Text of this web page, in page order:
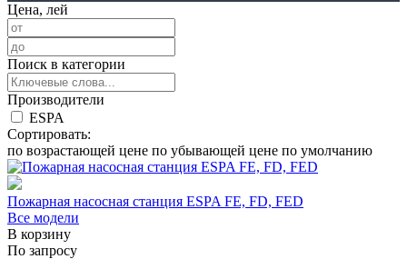
Цена, лей
Поиск в категории
Производители
ESPA
Сортировать:
по возрастающей цене по убывающей цене по умолчанию
Пожарная насосная станция ESPA FE, FD, FED
Все модели
В корзину
По запросу